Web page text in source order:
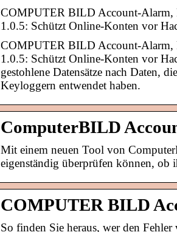
COMPUTER BILD Account-Alarm,
1.0.5: Schützt Online-Konten vor
COMPUTER BILD Account-Alarm,
1.0.5: Schützt Online-Konten vor
gestohlene Datensätze nach Daten,
Keyloggern entwendet haben.
ComputerBILD
Mit einem neuen Tool von
eigenständig überprüfen können,
COMPUTER BILD
So finden Sie heraus, wer den